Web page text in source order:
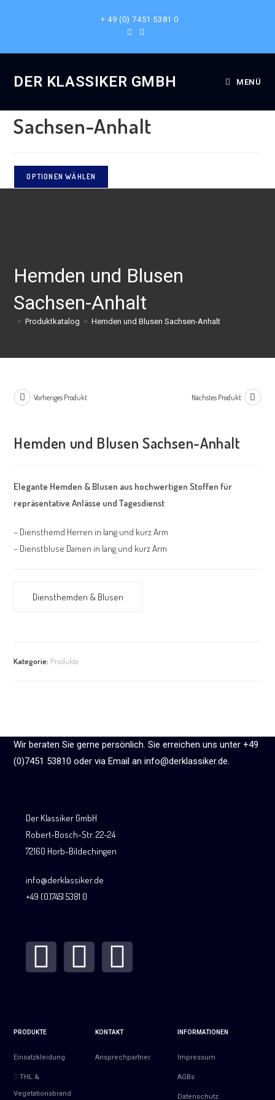
+ 49 (0) 7451 5381 0
DER KLASSIKER GMBH MENÜ
Sachsen-Anhalt
OPTIONEN WÄHLEN
Hemden und Blusen
Sachsen-Anhalt
> Produktkatalog > Hemden und Blusen Sachsen-Anhalt
Vorheriges Produkt Nächstes Produkt
Hemden und Blusen Sachsen-Anhalt
Elegante Hemden & Blusen aus hochwertigen Stoffen für
repräsentative Anlässe und Tagesdienst
– Diensthemd Herren in lang und kurz Arm
– Dienstbluse Damen in lang und kurz Arm
Diensthemden & Blusen
Kategorie: Produkte
Wir beraten Sie gerne persönlich. Sie erreichen uns unter +49
(0)7451 53810 oder via Email an info@derklassiker.de.
Der Klassiker GmbH
Robert-Bosch-Str. 22-24
72160 Horb-Bildechingen
info@derklassiker.de
+49 (0)7451 5381 0
PRODUKTE
Einsatzkleidung
THL &
Vegetationsbrand
KONTAKT
Ansprechpartner
INFORMATIONEN
Impressum
AGBs
Datenschutz